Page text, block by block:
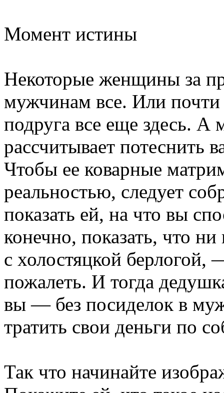
Момент истины
Некоторые женщины за
мужчинам все. Или
подруга все еще здесь. А
рассчитывает потеснить
Чтобы ее коварные
реальностью, следует
показать ей, на что вы
конечно, показать, что
с холостяцкой берлогой,
пожалеть. И тогда
вы — без посиделок в
тратить свои деньги по
Так что начинайте